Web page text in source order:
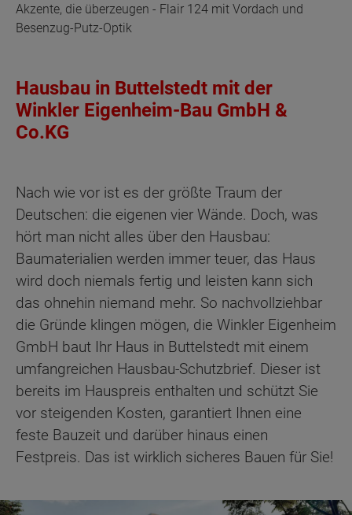
Akzente, die überzeugen - Flair 124 mit Vordach und
Besenzug-Putz-Optik
Hausbau in Buttelstedt mit der
Winkler Eigenheim-Bau GmbH &
Co.KG
Nach wie vor ist es der größte Traum der
Deutschen: die eigenen vier Wände. Doch, was
hört man nicht alles über den Hausbau:
Baumaterialien werden immer teuer, das Haus
wird doch niemals fertig und leisten kann sich
das ohnehin niemand mehr. So nachvollziehbar
die Gründe klingen mögen, die Winkler Eigenheim
GmbH baut Ihr Haus in Buttelstedt mit einem
umfangreichen Hausbau-Schutzbrief. Dieser ist
bereits im Hauspreis enthalten und schützt Sie
vor steigenden Kosten, garantiert Ihnen eine
feste Bauzeit und darüber hinaus einen
Festpreis. Das ist wirklich sicheres Bauen für Sie!